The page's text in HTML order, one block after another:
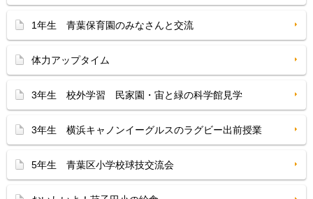
1年生 青葉保育園のみなさんと交流
体力アップタイム
3年生 校外学習 民家園・宙と緑の科学館見学
3年生 横浜キャノンイーグルスのラグビー出前授業
5年生 青葉区小学校球技交流会